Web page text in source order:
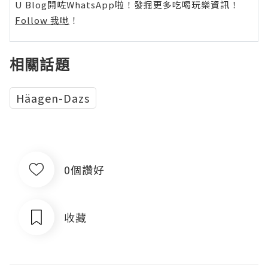
U Blog開咗WhatsApp啦！發掘更多吃喝玩樂資訊！
Follow 我哋 ！
相關話題
Häagen-Dazs
0個讚好
收藏